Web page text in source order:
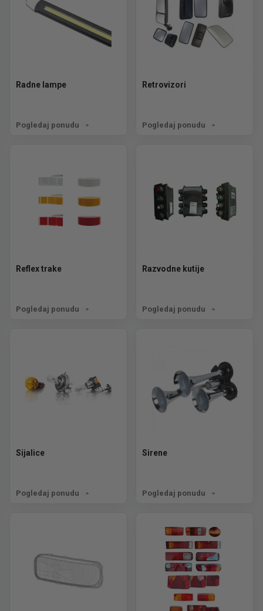
Radne lampe
Pogledaj ponudu
Retrovizori
Pogledaj ponudu
Reflex trake
Pogledaj ponudu
Razvodne kutije
Pogledaj ponudu
Sijalice
Pogledaj ponudu
Sirene
Pogledaj ponudu